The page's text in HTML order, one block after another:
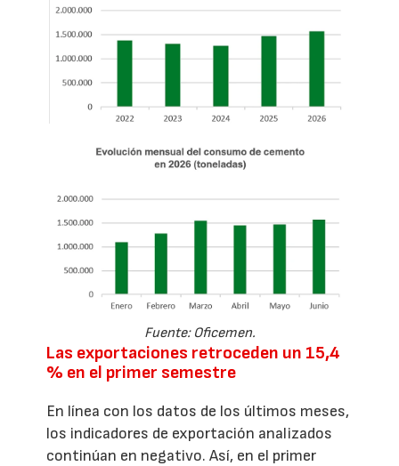
Fuente: Oficemen.
Las exportaciones retroceden un 15,4
% en el primer semestre
En línea con los datos de los últimos meses,
los indicadores de exportación analizados
continúan en negativo. Así, en el primer